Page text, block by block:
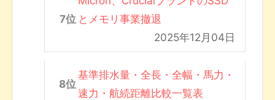
とメモリ事業撤退
2025年12月04日
基準排水量・全長・全幅・馬力・
速力・航続距離比較一覧表